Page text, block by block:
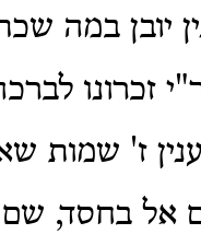
יובן במה
זכרונו
ז' שמות
אל בחסד, שם